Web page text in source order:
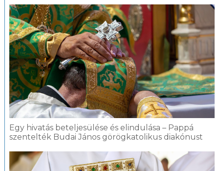
Egy hivatás beteljesülése és elindulása – Pappá
szentelték Budai János görögkatolikus diakónust